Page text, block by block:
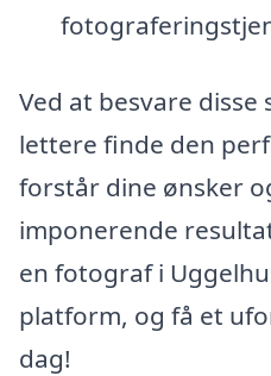
Ved at besvare disse
lettere finde den
forstår dine ønsker
imponerende
en fotograf i
platform, og få et
dag!